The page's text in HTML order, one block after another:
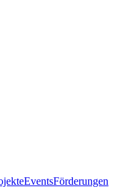
EventsFörderungen